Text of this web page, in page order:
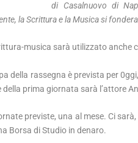
di Casalnuovo di
la Scrittura e la Musica si
musica sarà utilizzato anche
della rassegna è prevista per
della prima giornata sarà l’attore
previste, una al mese. Ci
Borsa di Studio in denaro.